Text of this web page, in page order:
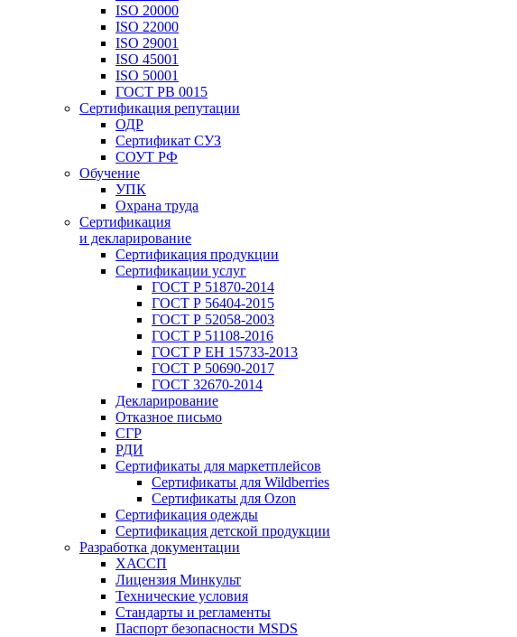
ISO 20000
ISO 22000
ISO 29001
ISO 45001
ISO 50001
ГОСТ РВ 0015
Сертификация репутации
ОДР
Сертификат СУЗ
СОУТ РФ
Обучение
УПК
Охрана труда
Сертификация
и декларирование
Сертификация продукции
Сертификации услуг
ГОСТ Р 51870-2014
ГОСТ Р 56404-2015
ГОСТ Р 52058-2003
ГОСТ Р 51108-2016
ГОСТ Р ЕН 15733-2013
ГОСТ Р 50690-2017
ГОСТ 32670-2014
Декларирование
Отказное письмо
СГР
РДИ
Сертификаты для маркетплейсов
Сертификаты для Wildberries
Сертификаты для Ozon
Сертификация одежды
Сертификация детской продукции
Разработка документации
ХАССП
Лицензия Минкульт
Технические условия
Стандарты и регламенты
Паспорт безопасности MSDS